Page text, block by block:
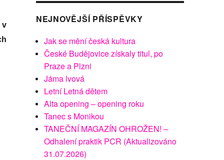
NEJNOVĚJŠÍ PŘÍSPĚVKY
Jak se mění česká kultura
České Budějovice získaly titul, po
Praze a Plzni
Jáma lvová
Letní Letná dětem
Alta opening – opening roku
Tanec s Monikou
TANEČNÍ MAGAZÍN OHROŽEN! –
Odhalení praktik PCR (Aktualizováno
31.07.2026)